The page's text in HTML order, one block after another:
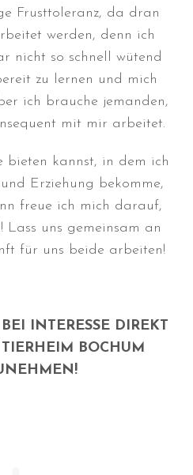
April 2025
März 2025
Januar 2025
Dezember 2024
Oktober 2024
September 2024
August 2024
Juli 2024
Juni 2024
Mai 2024
Januar 2024
Dezember 2023
November 2023
Frusttoleranz, da dran
werden, denn ich
nicht so schnell wütend
zu lernen und mich
ich brauche jemanden,
mit mir arbeitet.
bieten kannst, in dem ich
Erziehung bekomme,
freue ich mich darauf,
Lass uns gemeinsam an
für uns beide arbeiten!
INTERESSE DIREKT
BOCHUM